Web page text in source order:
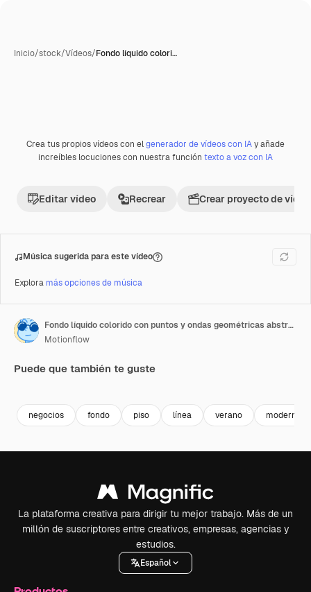
Inicio/stock/Vídeos/Fondo líquido colori…
Premium
Crea tus propios vídeos con elgenerador de vídeos con IAy añade
increíbles locuciones con nuestra función texto a voz con IA
Editar vídeo Recrear Crear proyecto de vídeo
Música sugerida para este vídeo
Explora más opciones de música
Fondo líquido colorido con puntos y ondas geométricas abstractas en movimiento
Motionflow
Puede que también te guste
negocios fondo piso línea verano moderno
La plataforma creativa para dirigir tu mejor trabajo. Más de un
millón de suscriptores entre creativos, empresas, agencias y
estudios.
Español